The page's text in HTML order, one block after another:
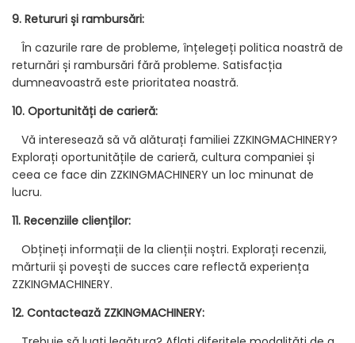
9. Retururi și rambursări:
În cazurile rare de probleme, înțelegeți politica noastră de
returnări și rambursări fără probleme. Satisfacția
dumneavoastră este prioritatea noastră.
10. Oportunități de carieră:
Vă interesează să vă alăturați familiei ZZKINGMACHINERY?
Explorați oportunitățile de carieră, cultura companiei și
ceea ce face din ZZKINGMACHINERY un loc minunat de
lucru.
11. Recenziile clienților:
Obțineți informații de la clienții noștri. Explorați recenzii,
mărturii și povești de succes care reflectă experiența
ZZKINGMACHINERY.
12. Contactează ZZKINGMACHINERY: